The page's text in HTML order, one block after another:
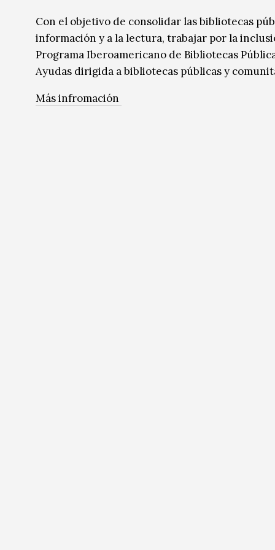
Música
Música
Sin categoría Sin categoría
Con el objetivo de consolidar las bibliotecas
información y a la lectura, trabajar por la
Programa Iberoamericano de Bibliotecas
Ayudas dirigida a bibliotecas públicas y
Más infromación